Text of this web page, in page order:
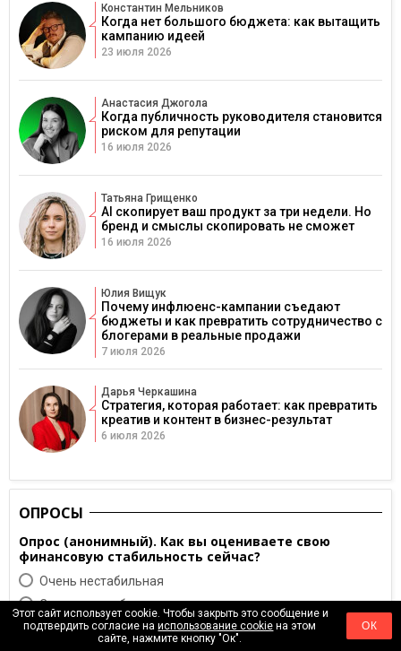
Константин Мельников
Когда нет большого бюджета: как вытащить
кампанию идеей
23 июля 2026
Анастасия Джогола
Когда публичность руководителя становится
риском для репутации
16 июля 2026
Татьяна Грищенко
AI скопирует ваш продукт за три недели. Но
бренд и смыслы скопировать не сможет
16 июля 2026
Юлия Вищук
Почему инфлюенс-кампании съедают
бюджеты и как превратить сотрудничество с
блогерами в реальные продажи
7 июля 2026
Дарья Черкашина
Стратегия, которая работает: как превратить
креатив и контент в бизнес-результат
6 июля 2026
ОПРОСЫ
Опрос (анонимный). Как вы оцениваете свою
финансовую стабильность сейчас?
Очень нестабильная
Скорее нестабильная
Cтабильная
Этот сайт использует cookie. Чтобы закрыть это сообщение и
подтвердить согласие наиспользование cookie на этом
сайте, нажмите кнопку "Ок".
ОК